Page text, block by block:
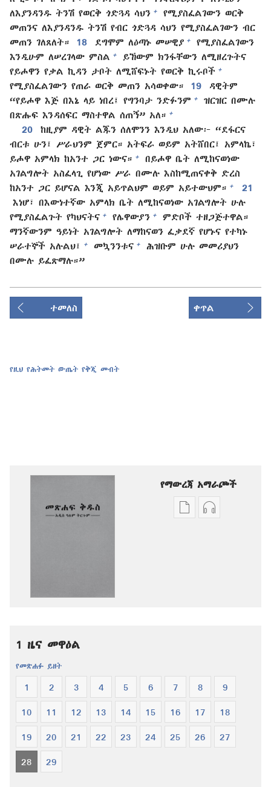
ለእያንዳንዱ ትንሽ የወርቅ ጎድጓዳ ሳህን +
የሚያስፈልገውን ወርቅ
መጠንና ለእያንዳንዱ ትንሽ የብር ጎድጓዳ ሳህን የሚያስፈልገውን ብር
መጠን ገለጸለት።
18 ደግሞም ለዕጣኑ መሠዊያ +
የሚያስፈልገውን
እንዲሁም ለሠረገላው ምስል +
ይኸውም ክንፋቸውን ለሚዘረጉትና
የይሖዋን የቃል ኪዳን ታቦት ለሚሸፍኑት የወርቅ ኪሩቦች +
የሚያስፈልገውን የጠራ ወርቅ መጠን አሳወቀው። 19
ዳዊትም
“የይሖዋ እጅ በእኔ ላይ ነበረ፤ የግንባታ ንድፉንም +
ዝርዝር በሙሉ
በጽሑፍ እንዳሰፍር ማስተዋል ሰጠኝ” አለ። +
20
ከዚያም ዳዊት ልጁን ሰለሞንን እንዲህ አለው፦ “ደፋርና
ብርቱ ሁን፤ ሥራህንም ጀምር። አትፍራ ወይም አትሸበር፤ አምላኬ፣
ይሖዋ አምላክ ከአንተ ጋር ነውና። +
በይሖዋ ቤት ለሚከናወነው
አገልግሎት አስፈላጊ የሆነው ሥራ በሙሉ እስከሚጠናቀቅ ድረስ
ከአንተ ጋር ይሆናል እንጂ አይጥልህም ወይም አይተውህም። +
21
እነሆ፣ በእውነተኛው አምላክ ቤት ለሚከናወነው አገልግሎት ሁሉ
የሚያስፈልጉት የካህናትና + የሌዋውያን +
ምድቦች ተዘጋጅተዋል።
ማንኛውንም ዓይነት አገልግሎት ለማከናወን ፈቃደኛ የሆኑና የተካኑ
ሠራተኞች አሉልህ፤
+ መኳንንቱና +
ሕዝቡም ሁሉ መመሪያህን
በሙሉ ይፈጽማሉ።”
ተመለስ ቀጥል
የዚህ የሕትመት ውጤት የቅጂ መብት
የማውረጃ አማራጮች
የሕትመትኦዲዮዎችን
1 ዜና መዋዕል
የመጽሐፉ ይዘት
1 2 3 4 5 6 7 8 9
10 11 12 13 14 15 16 17 18
19 20 21 22 23 24 25 26 27
28 29